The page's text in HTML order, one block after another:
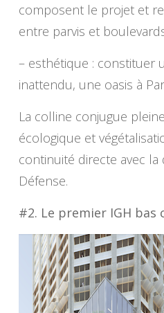
composent le projet et
entre parvis et
– esthétique : constituer
inattendu, une oasis à
La colline conjugue
écologique et
continuité directe avec la
Défense.
#2. Le premier IGH bas